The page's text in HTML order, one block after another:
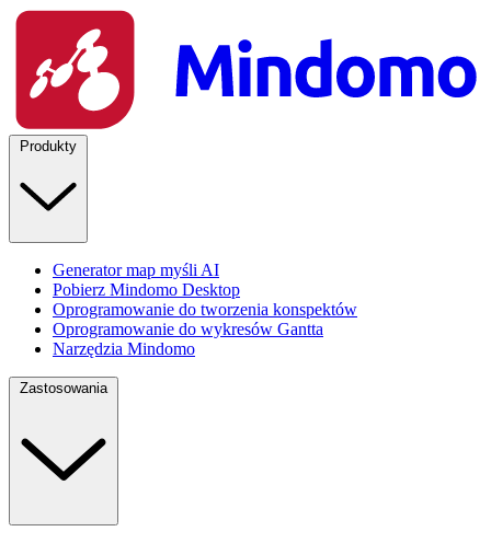
Produkty
Generator map myśli AI
Pobierz Mindomo Desktop
Oprogramowanie do tworzenia konspektów
Oprogramowanie do wykresów Gantta
Narzędzia Mindomo
Zastosowania